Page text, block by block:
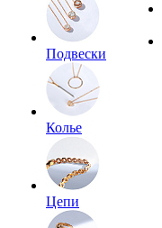
Подвески
Колье
Цепи